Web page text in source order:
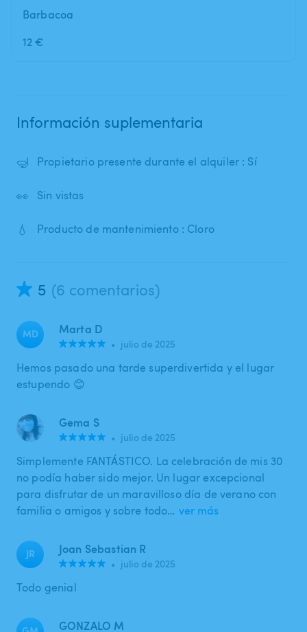
Barbacoa
12 €
Información suplementaria
🤿 Propietario presente durante el alquiler : Sí
👀 Sin vistas
💧 Producto de mantenimiento : Cloro
5 (6 comentarios)
MD Marta D
• julio de 2025
Hemos pasado una tarde superdivertida y el lugar
estupendo 😊
Gema S
• julio de 2025
Simplemente FANTÁSTICO. La celebración de mis 30
no podía haber sido mejor. Un lugar excepcional
para disfrutar de un maravilloso día de verano con
familia o amigos y sobre todo… ver más
JR Joan Sebastian R
• julio de 2025
Todo genial
GONZALO M